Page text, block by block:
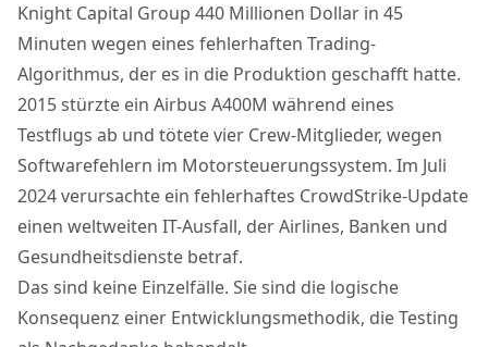
Knight Capital Group 440 Millionen Dollar in 45
Minuten wegen eines fehlerhaften Trading-
Algorithmus, der es in die Produktion geschafft hatte.
2015 stürzte ein Airbus A400M während eines
Testflugs ab und tötete vier Crew-Mitglieder, wegen
Softwarefehlern im Motorsteuerungssystem. Im Juli
2024 verursachte ein fehlerhaftes CrowdStrike-Update
einen weltweiten IT-Ausfall, der Airlines, Banken und
Gesundheitsdienste betraf.
Das sind keine Einzelfälle. Sie sind die logische
Konsequenz einer Entwicklungsmethodik, die Testing